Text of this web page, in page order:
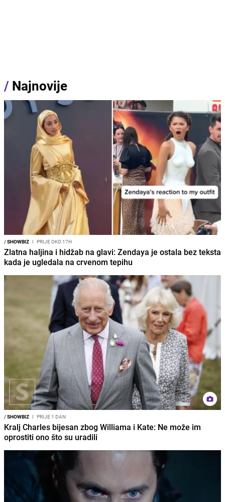
/ Najnovije
/SHOWBIZ I PRIJE OKO 17H
Zlatna haljina i hidžab na glavi: Zendaya je ostala bez teksta
kada je ugledala na crvenom tepihu
/SHOWBIZ I PRIJE 1 DAN
Kralj Charles bijesan zbog Williama i Kate: Ne može im
oprostiti ono što su uradili